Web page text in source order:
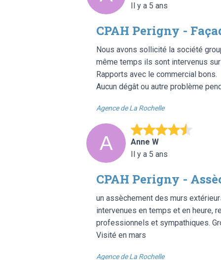
Il y a 5 ans
CPAH Perigny -
Nous avons sollicité la société
même temps ils sont intervenus
Rapports avec le commercial bons.
Aucun dégât ou autre problème
Agence de La Rochelle
Anne W
Il y a 5 ans
CPAH Perigny -
un assèchement des murs
intervenues en temps et en heure,
professionnels et sympathiques.
Visité en mars
Agence de La Rochelle